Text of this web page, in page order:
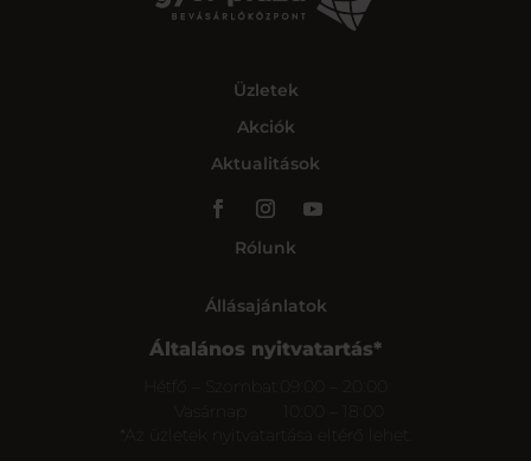
Üzletek
Akciók
Aktualitások
Rólunk
Állásajánlatok
Általános nyitvatartás*
*Az üzletek nyitvatartása eltérő lehet.